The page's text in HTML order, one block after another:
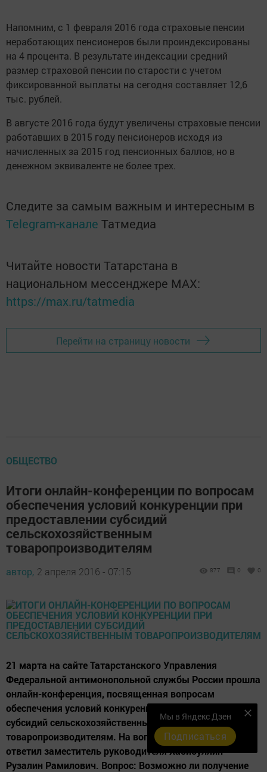
Напомним, с 1 февраля 2016 года страховые пенсии
неработающих пенсионеров были проиндексированы
на 4 процента. В результате индексации средний
размер страховой пенсии по старости с учетом
фиксированной выплаты на сегодня составляет 12,6
тыс. рублей.
В августе 2016 года будут увеличены страховые пенсии
работавших в 2015 году пенсионеров исходя из
начисленных за 2015 год пенсионных баллов, но в
денежном эквиваленте не более трех.
Следите за самым важным и интересным в
Telegram-канале Татмедиа
Читайте новости Татарстана в
национальном мессенджере MАХ:
https://max.ru/tatmedia
Перейти на страницу новости
ОБЩЕСТВО
Итоги онлайн-конференции по вопросам
обеспечения условий конкуренции при
предоставлении субсидий
сельскохозяйственным
товаропроизводителям
автор, 2 апреля 2016 - 07:15 877 0 0
21 марта на сайте Татарстанского Управления
Федеральной антимонопольной службы России прошла
онлайн-конференция, посвященная вопросам
обеспечения условий конкуренции при предоставлении
субсидий сельскохозяйственным
товаропроизводителям. На вопросы наших читателей
ответил заместитель руководителя Хабибуллин
Рузалин Рамилович. Вопрос: Возможно ли получение
Мы в Яндекс Дзен
Подписаться